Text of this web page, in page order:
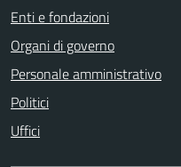
Enti e fondazioni
Organi di governo
Personale amministrativo
Politici
Uffici